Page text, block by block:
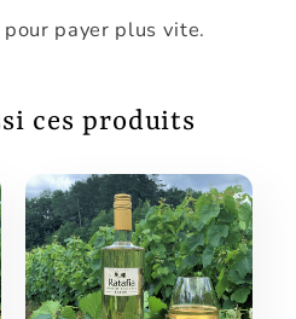
pour payer plus vite.
ces produits